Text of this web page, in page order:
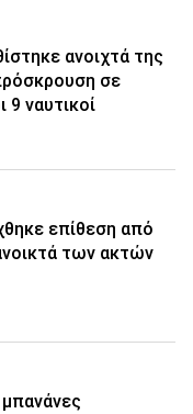
ανοιχτά της
σε
9 ναυτικοί
επίθεση από
των ακτών
μπανάνες